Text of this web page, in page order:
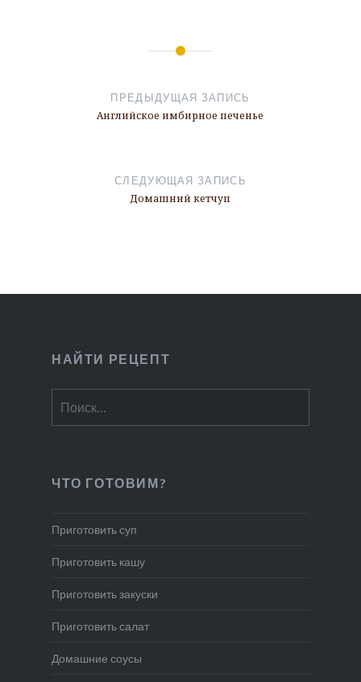
ПРЕДЫДУЩАЯ ЗАПИСЬ
Английское имбирное печенье
СЛЕДУЮЩАЯ ЗАПИСЬ
Домашний кетчуп
НАЙТИ РЕЦЕПТ
ЧТО ГОТОВИМ?
Приготовить суп
Приготовить кашу
Приготовить закуски
Приготовить салат
Домашние соусы